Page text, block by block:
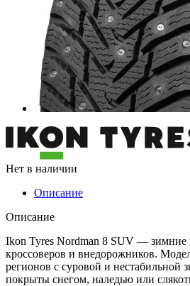
Нет в наличии
Описание
Описание
Ikon Tyres Nordman 8 SUV —
кроссоверов и внедорожников.
регионов с суровой и нестабильной
покрыты снегом, наледью или